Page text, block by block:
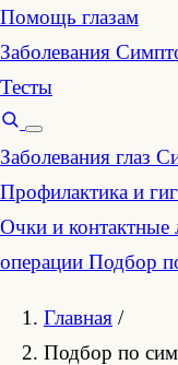
Помощь глазам
Заболевания
Тесты
Заболевания глаз
Профилактика и
Очки и контактные
операции Подбор
Главная /
Подбор по